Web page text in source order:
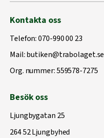
Kontakta oss
Telefon:070-990 00 23
Mail:butiken@trabolaget.se
Org. nummer: 559578-7275
Besök oss
Ljungbygatan 25
264 52 Ljungbyhed